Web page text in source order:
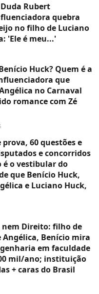
Rubert
quebra
no filho de Luciano
'Ele é meu...'
Huck? Quem é a
que
no Carnaval
romance com Zé
60 questões e
e concorridos
é o vestibular do
que Benício Huck,
e Luciano Huck,
nem Direito: filho de
Angélica, Benício mira
em faculdade
mil/ano; instituição
+ caras do Brasil